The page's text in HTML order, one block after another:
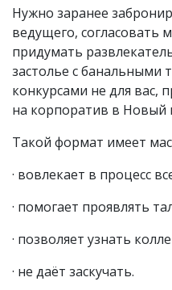
Нужно заранее
ведущего, согласовать
придумать
застолье с банальными
конкурсами не для вас,
на корпоратив в Новый
Такой формат имеет
· вовлекает в процесс
· помогает проявлять
· позволяет узнать
· не даёт заскучать.